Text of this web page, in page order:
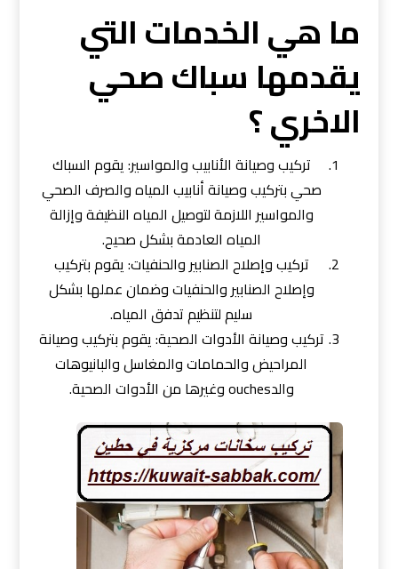
ما هي الخدمات التي
يقدمها سباك صحي
الاخري ؟
تركيب وصيانة الأنابيب والمواسير: يقوم السباك
صحي بتركيب وصيانة أنابيب المياه والصرف الصحي
والمواسير اللازمة لتوصيل المياه النظيفة وإزالة
المياه العادمة بشكل صحيح.
تركيب وإصلاح الصنابير والحنفيات: يقوم بتركيب
وإصلاح الصنابير والحنفيات وضمان عملها بشكل
سليم لتنظيم تدفق المياه.
تركيب وصيانة الأدوات الصحية: يقوم بتركيب وصيانة
المراحيض والحمامات والمغاسل والبانيوهات
والدouches وغيرها من الأدوات الصحية.